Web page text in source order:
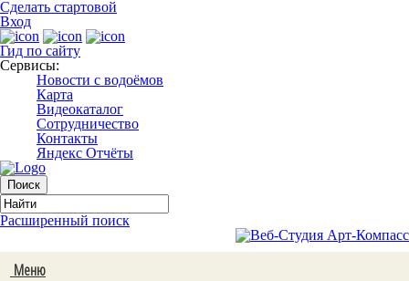
Сделать стартовой
Вход
Гид по сайту
Сервисы:
Новости с водоёмов
Карта
Видеокаталог
Сотрудничество
Контакты
Яндекс Отчёты
Расширенный поиск
Меню